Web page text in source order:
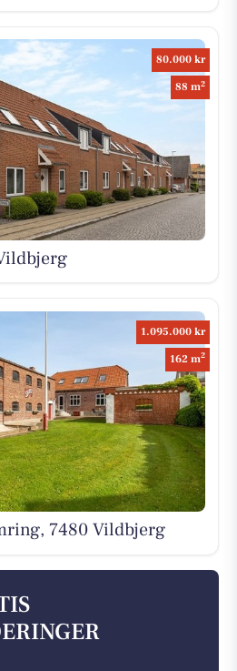
80.000 kr
88 m2
1.095.000 kr
162 m2
7480 Vildbjerg